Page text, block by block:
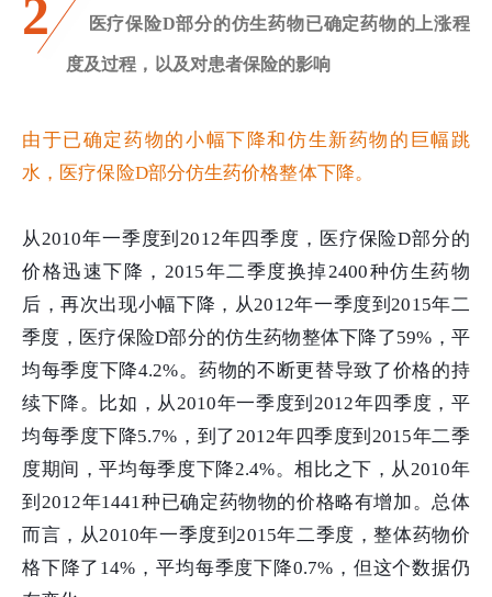
2 医疗保险D部分的仿生药物已确定药物的上涨程
度及过程，以及对患者保险的影响
由于已确定药物的小幅下降和仿生新药物的巨幅跳
水，医疗保险D部分仿生药价格整体下降。
从2010年一季度到2012年四季度，医疗保险D部分的
价格迅速下降，2015年二季度换掉2400种仿生药物
后，再次出现小幅下降，从2012年一季度到2015年二
季度，医疗保险D部分的仿生药物整体下降了59%，平
均每季度下降4.2%。药物的不断更替导致了价格的持
续下降。比如，从2010年一季度到2012年四季度，平
均每季度下降5.7%，到了2012年四季度到2015年二季
度期间，平均每季度下降2.4%。相比之下，从2010年
到2012年1441种已确定药物物的价格略有增加。总体
而言，从2010年一季度到2015年二季度，整体药物价
格下降了14%，平均每季度下降0.7%，但这个数据仍